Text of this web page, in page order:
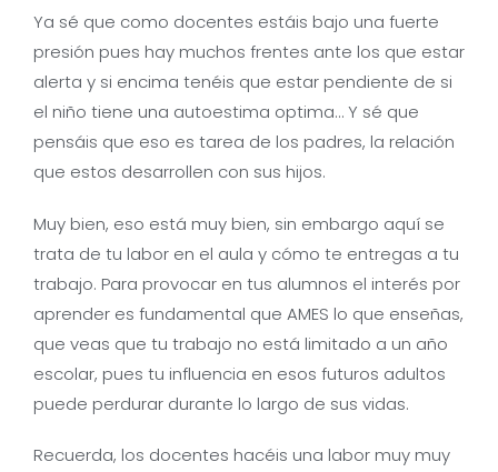
Ya sé que como docentes estáis bajo una fuerte
presión pues hay muchos frentes ante los que estar
alerta y si encima tenéis que estar pendiente de si
el niño tiene una autoestima optima… Y sé que
pensáis que eso es tarea de los padres, la relación
que estos desarrollen con sus hijos.
Muy bien, eso está muy bien, sin embargo aquí se
trata de tu labor en el aula y cómo te entregas a tu
trabajo. Para provocar en tus alumnos el interés por
aprender es fundamental que AMES lo que enseñas,
que veas que tu trabajo no está limitado a un año
escolar, pues tu influencia en esos futuros adultos
puede perdurar durante lo largo de sus vidas.
Recuerda, los docentes hacéis una labor muy muy